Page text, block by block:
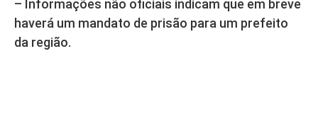
– Informações não oficiais indicam que em breve
haverá um mandato de prisão para um prefeito
da região.